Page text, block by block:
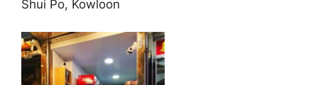
Shui Po, Kowloon